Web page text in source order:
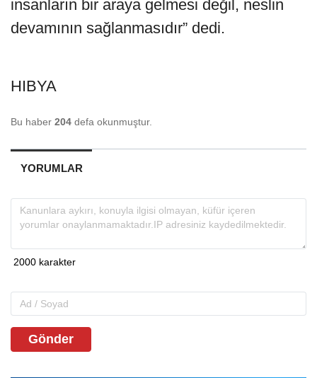
insanların bir araya gelmesi değil, neslin
devamının sağlanmasıdır” dedi.
HIBYA
Bu haber 204 defa okunmuştur.
YORUMLAR
Gönder